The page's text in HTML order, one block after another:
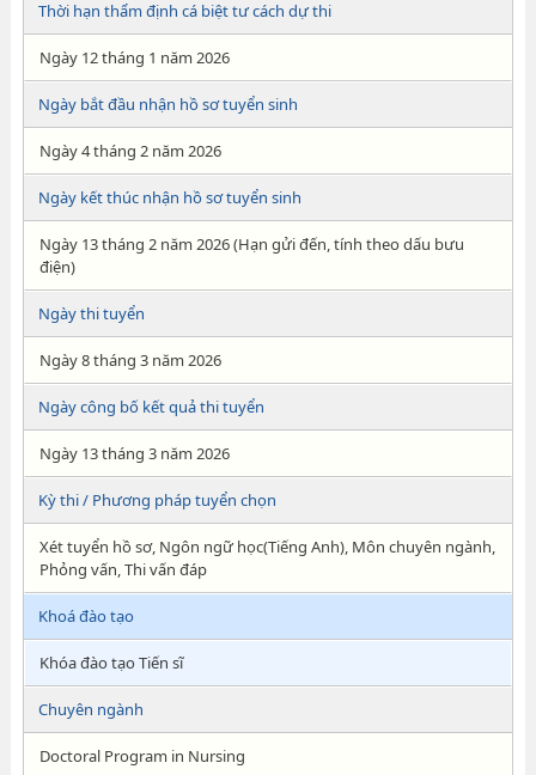
Thời hạn thẩm định cá biệt tư cách dự thi
Ngày 12 tháng 1 năm 2026
Ngày bắt đầu nhận hồ sơ tuyển sinh
Ngày 4 tháng 2 năm 2026
Ngày kết thúc nhận hồ sơ tuyển sinh
Ngày 13 tháng 2 năm 2026 (Hạn gửi đến, tính theo dấu bưu
điện)
Ngày thi tuyển
Ngày 8 tháng 3 năm 2026
Ngày công bố kết quả thi tuyển
Ngày 13 tháng 3 năm 2026
Kỳ thi / Phương pháp tuyển chọn
Xét tuyển hồ sơ, Ngôn ngữ học(Tiếng Anh), Môn chuyên ngành,
Phỏng vấn, Thi vấn đáp
Khoá đào tạo
Khóa đào tạo Tiến sĩ
Chuyên ngành
Doctoral Program in Nursing